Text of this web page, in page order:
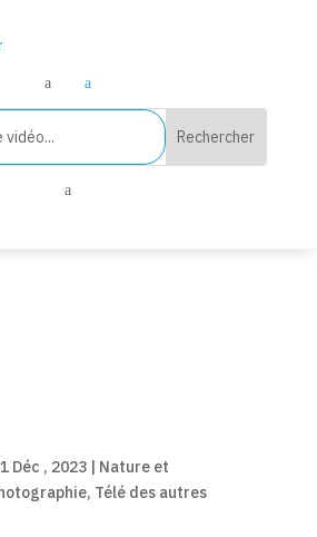
a a
a
1 Déc , 2023| Nature et
, Télé des autres